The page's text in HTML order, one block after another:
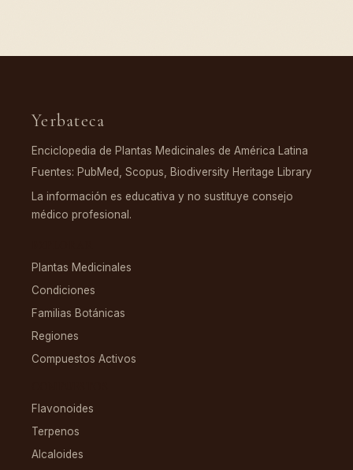
Yerbateca
Enciclopedia de Plantas Medicinales de América Latina
Fuentes: PubMed, Scopus, Biodiversity Heritage Library
La información es educativa y no sustituye consejo
médico profesional.
Plantas Medicinales
Condiciones
Familias Botánicas
Regiones
Compuestos Activos
Flavonoides
Terpenos
Alcaloides